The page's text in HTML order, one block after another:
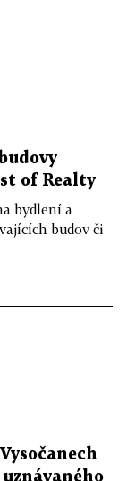
of Realty
bydlení a
budov či